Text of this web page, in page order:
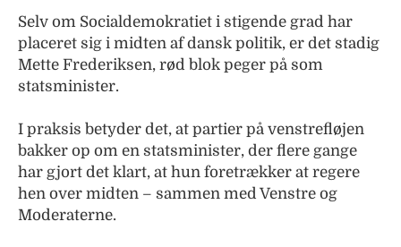
Selv om Socialdemokratiet i stigende grad har
placeret sig i midten af dansk politik, er det stadig
Mette Frederiksen, rød blok peger på som
statsminister.
I praksis betyder det, at partier på venstrefløjen
bakker op om en statsminister, der flere gange
har gjort det klart, at hun foretrækker at regere
hen over midten – sammen med Venstre og
Moderaterne.